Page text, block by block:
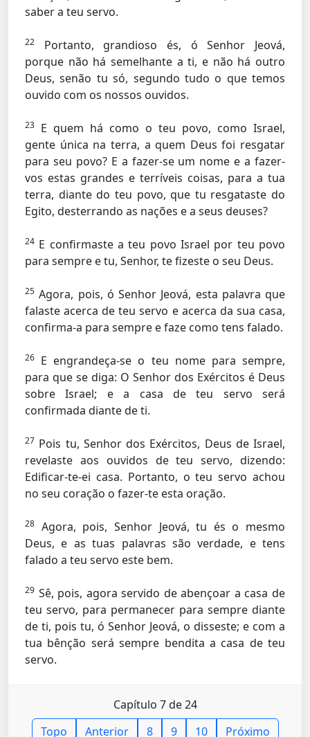
saber a teu servo.
22
Portanto, grandioso és, ó Senhor Jeová,
porque não há semelhante a ti, e não há outro
Deus, senão tu só, segundo tudo o que temos
ouvido com os nossos ouvidos.
23 E quem há como o teu povo, como Israel,
gente única na terra, a quem Deus foi resgatar
para seu povo? E a fazer-se um nome e a fazer-
vos estas grandes e terríveis coisas, para a tua
terra, diante do teu povo, que tu resgataste do
Egito, desterrando as nações e a seus deuses?
24 E confirmaste a teu povo Israel por teu povo
para sempre e tu, Senhor, te fizeste o seu Deus.
25 Agora, pois, ó Senhor Jeová, esta palavra que
falaste acerca de teu servo e acerca da sua casa,
confirma-a para sempre e faze como tens falado.
26 E engrandeça-se o teu nome para sempre,
para que se diga: O Senhor dos Exércitos é Deus
sobre Israel; e a casa de teu servo será
confirmada diante de ti.
27 Pois tu, Senhor dos Exércitos, Deus de Israel,
revelaste aos ouvidos de teu servo, dizendo:
Edificar-te-ei casa. Portanto, o teu servo achou
no seu coração o fazer-te esta oração.
28 Agora, pois, Senhor Jeová, tu és o mesmo
Deus, e as tuas palavras são verdade, e tens
falado a teu servo este bem.
29 Sê, pois, agora servido de abençoar a casa de
teu servo, para permanecer para sempre diante
de ti, pois tu, ó Senhor Jeová, o disseste; e com a
tua bênção será sempre bendita a casa de teu
servo.
Capítulo 7 de 24
Topo
Anterior 8 9 10 Próximo